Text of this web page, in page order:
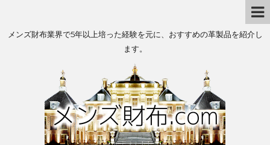
メンズ財布業界で5年以上培った経験を元に、おすすめの革製品を紹介し
ます。